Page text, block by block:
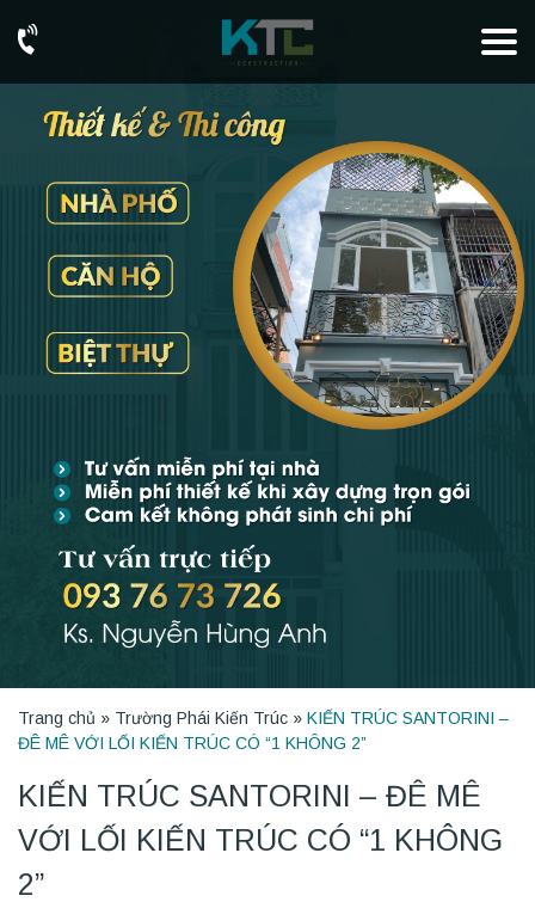
Trang chủ » Trường Phái Kiến Trúc » KIẾN TRÚC SANTORINI –
ĐÊ MÊ VỚI LỐI KIẾN TRÚC CÓ “1 KHÔNG 2”
KIẾN TRÚC SANTORINI – ĐÊ MÊ
VỚI LỐI KIẾN TRÚC CÓ “1 KHÔNG
2”